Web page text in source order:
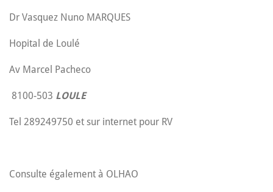
Dr Vasquez Nuno MARQUES
Hopital de Loulé
Av Marcel Pacheco
8100-503 LOULE
Tel 289249750 et sur internet pour RV
Consulte également à OLHAO